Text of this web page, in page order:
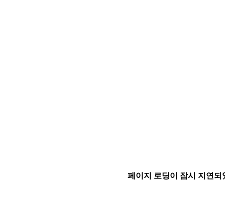
페이지 로딩이 잠시 지연